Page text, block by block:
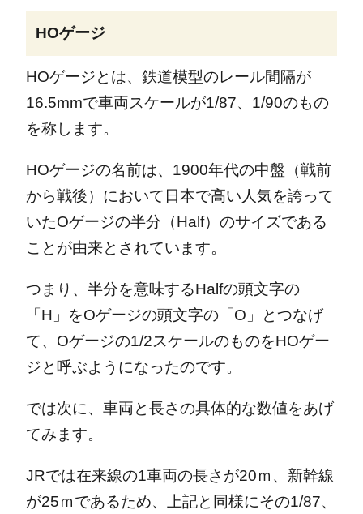
HOゲージ
HOゲージとは、鉄道模型のレール間隔が
16.5mmで車両スケールが1/87、1/90のもの
を称します。
HOゲージの名前は、1900年代の中盤（戦前
から戦後）において日本で高い人気を誇って
いたOゲージの半分（Half）のサイズである
ことが由来とされています。
つまり、半分を意味するHalfの頭文字の
「H」をOゲージの頭文字の「O」とつなげ
て、Oゲージの1/2スケールのものをHOゲー
ジと呼ぶようになったのです。
では次に、車両と長さの具体的な数値をあげ
てみます。
JRでは在来線の1車両の長さが20ｍ、新幹線
が25ｍであるため、上記と同様にその1/87、